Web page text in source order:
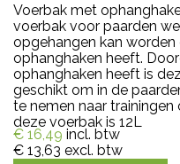
Voerbak met
voerbak voor paarden
opgehangen kan
ophanghaken heeft.
ophanghaken heeft is
geschikt om in de
te nemen naar
deze voerbak is 12L
€ 16,49 incl. btw
€ 13,63 excl. btw